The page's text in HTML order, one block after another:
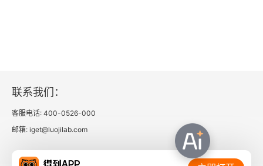
联系我们：
客服电话: 400-0526-000
邮箱: iget@luojilab.com
相关链接：